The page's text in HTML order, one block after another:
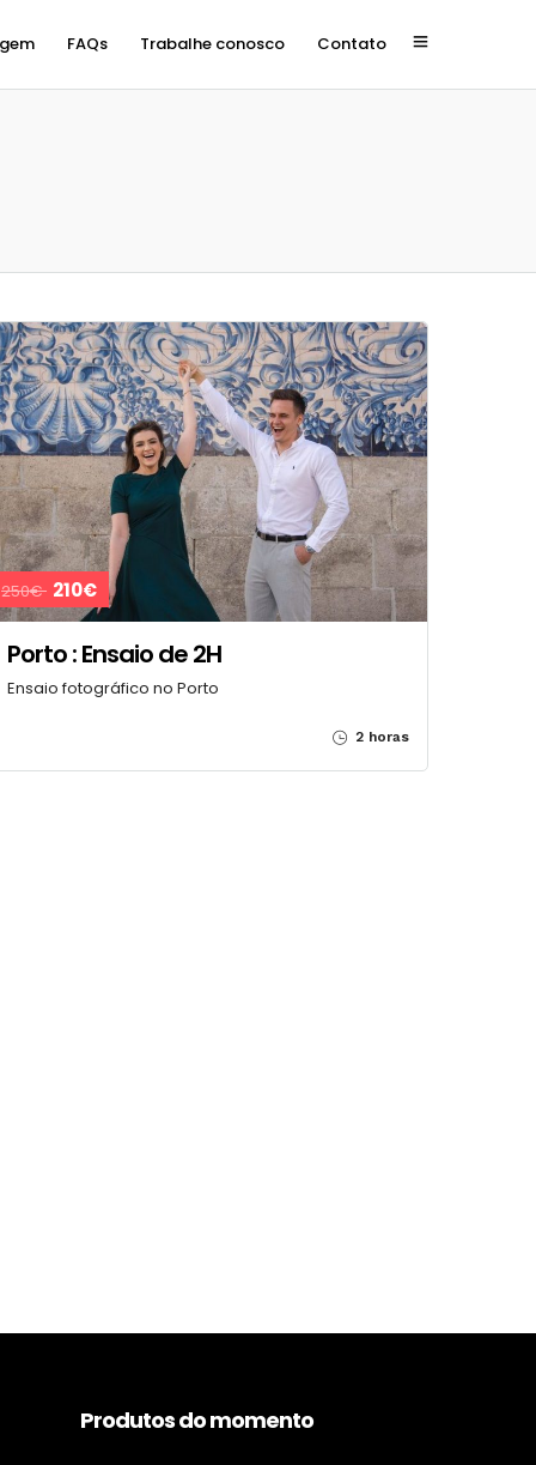
FAQs Trabalhe conosco Contato
250€ 210€
Porto : Ensaio de 2H
Ensaio fotográfico no Porto
2 horas
Produtos do momento